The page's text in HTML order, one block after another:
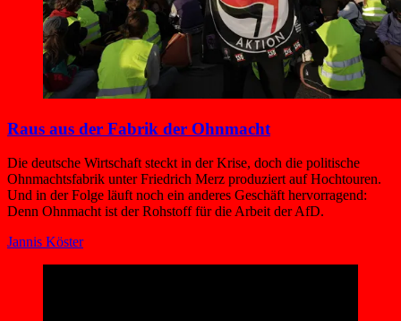
Raus aus der Fabrik der Ohnmacht
Die deutsche Wirtschaft steckt in der Krise, doch die politische
Ohnmachtsfabrik unter Friedrich Merz produziert auf Hochtouren.
Und in der Folge läuft noch ein anderes Geschäft hervorragend:
Denn Ohnmacht ist der Rohstoff für die Arbeit der AfD.
Jannis Köster